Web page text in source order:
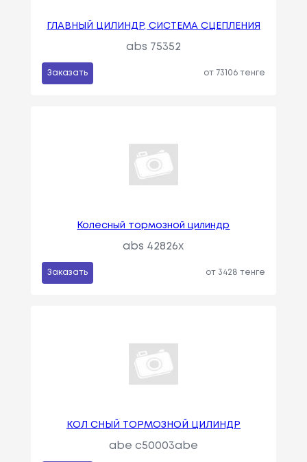
ГЛАВНЫЙ ЦИЛИНДР, СИСТЕМА СЦЕПЛЕНИЯ
abs 75352
Заказать от 73106 тенге
Колесный тормозной цилиндр
abs 42826x
Заказать от 3428 тенге
КОЛ СНЫЙ ТОРМОЗНОЙ ЦИЛИНДР
abe c50003abe